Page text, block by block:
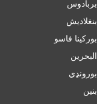
بربادوس
بنغلاديش
بورکینا فاسو
البحرين
بورونډي
بنين